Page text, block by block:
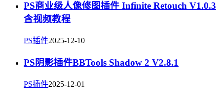
PS商业级人像修图插件 Infinite Retouch V1.0.3
含视频教程
PS插件2025-12-10
PS阴影插件BBTools Shadow 2 V2.8.1
PS插件2025-12-01